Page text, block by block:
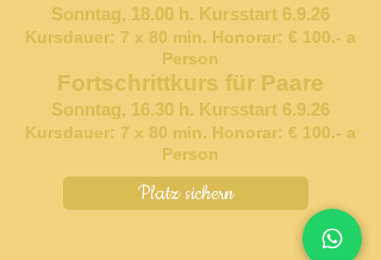
Sonntag, 18.00 h. Kursstart 6.9.26
Kursdauer: 7 x 80 min. Honorar: € 100.- a
Person
Fortschrittkurs für Paare
Sonntag, 16.30 h. Kursstart 6.9.26
Kursdauer: 7 x 80 min. Honorar: € 100.- a
Person
Platz sichern